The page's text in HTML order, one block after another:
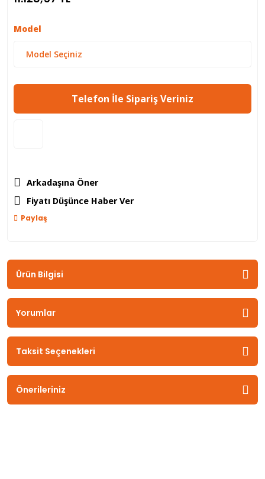
Model
Telefon İle Sipariş Veriniz
Arkadaşına Öner
Fiyatı Düşünce Haber Ver
Paylaş
Ürün Bilgisi
Yorumlar
Taksit Seçenekleri
Önerileriniz